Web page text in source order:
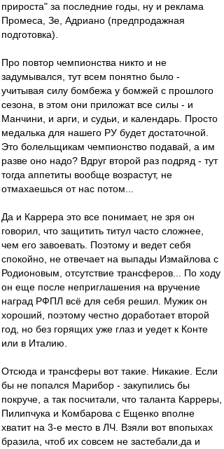
прироста" за последние годы, ну и реклама
Промеса, Зе, Адриано (предпродажная
подготовка).
Про повтор чемпионства никто и не
задумывался, тут всем понятно было -
учитывая силу бомбежа у бомжей с прошлого
сезона, в этом они приложат все силы - и
Манчини, и арги, и судьи, и календарь. Просто
медалька для нашего РУ будет достаточной.
Это болельщикам чемпионство подавай, а им
разве оно надо? Вдруг второй раз подряд - тут
тогда аппетиты вообще возрастут, не
отмахаешься от нас потом...
Да и Каррера это все понимает, не зря он
говорил, что защитить титул часто сложнее,
чем его завоевать. Поэтому и ведет себя
спокойно, не отвечает на выпады Измайлова с
Родионовым, отсутствие трансферов... По ходу
он еще после неприглашения на вручение
наград РФПЛ всё для себя решил. Мужик он
хороший, поэтому честно доработает второй
год, но без горящих уже глаз и уедет к Конте
или в Италию.
Отсюда и трансферы вот такие. Никакие. Если
бы не попался Марибор - закупились бы
покруче, а так посчитали, что таланта Карреры,
Пилипчука и Комбарова с Ещенко вполне
хватит на 3-е место в ЛЧ. Взяли вот впопыхах
бразила, чтоб их совсем не застебали,да и